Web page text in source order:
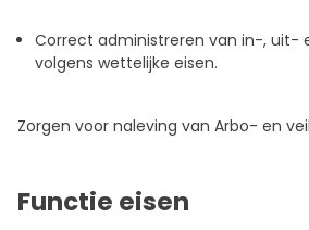
Correct administreren van in-, uit-
volgens wettelijke eisen.
Zorgen voor naleving van Arbo- en
Functie eisen